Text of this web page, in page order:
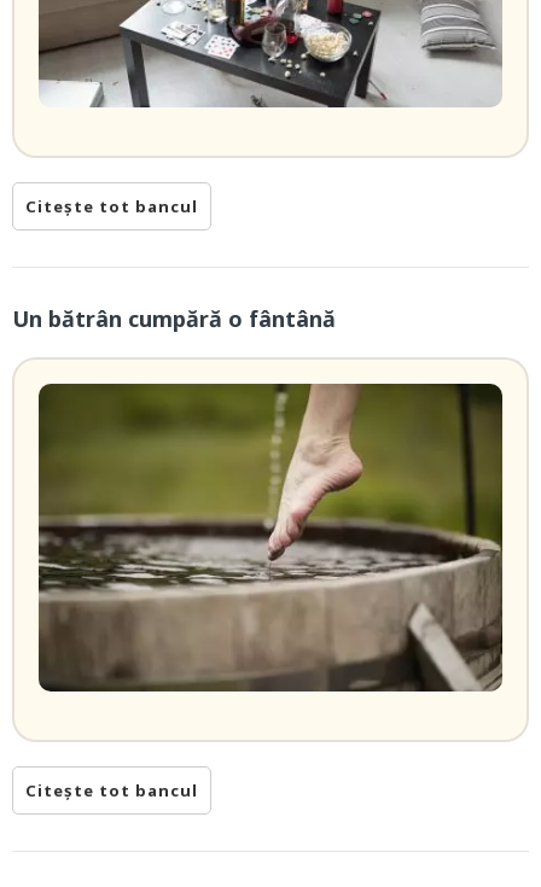
Citește tot bancul
Un bătrân cumpără o fântână
Citește tot bancul